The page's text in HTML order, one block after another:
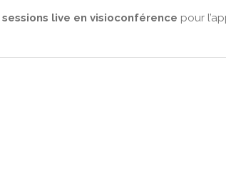
sessions live en visioconférence pour